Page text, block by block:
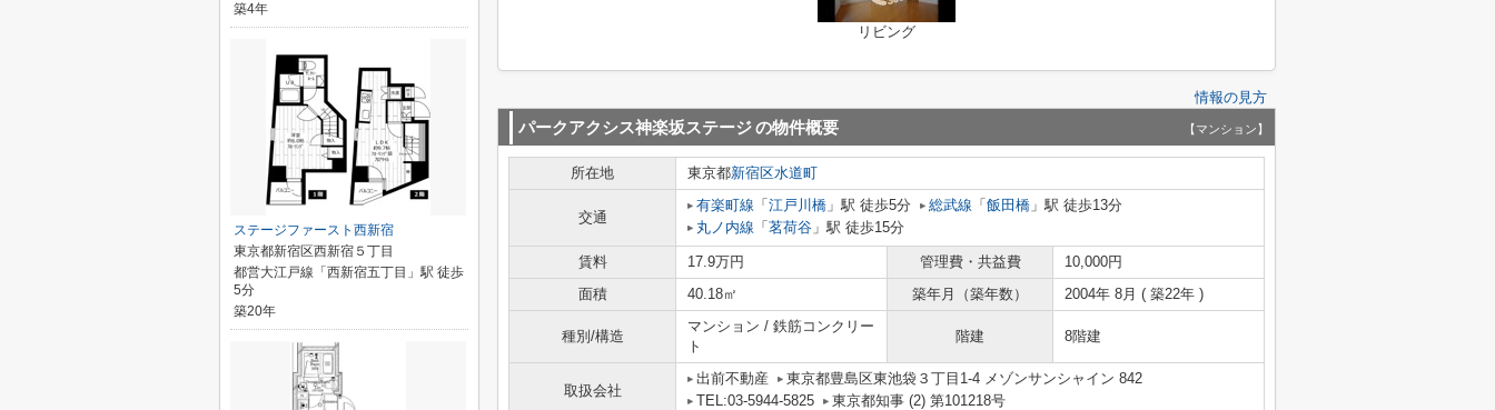
リビング
情報の見方
パークアクシス神楽坂ステージの物件概要 【マンション】
所在地 東京都新宿区水道町
交通
有楽町線 「 江戸川橋 」駅 徒歩5分 総武線 「 飯田橋 」駅 徒歩13分
丸ノ内線 「 茗荷谷 」駅 徒歩15分
賃料 17.9万円 管理費・共益費
10,000円
面積
40.18㎡ 築年月（築年数） 2004年 8月 ( 築22年 )
種別/構造
マンション / 鉄筋コンクリー
ト
階建 8階建
取扱会社
出前不動産
東京都豊島区東池袋３丁目1-4 メゾンサンシャイン 842
TEL:03-5944-5825
東京都知事 (2) 第101218号
築4年
ステージファースト西新宿
東京都新宿区西新宿５丁目
都営大江戸線「西新宿五丁目」駅 徒歩
5分
築20年